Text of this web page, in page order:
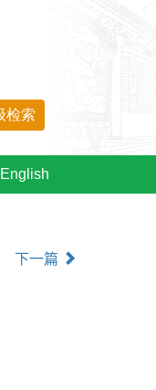
English
下一篇